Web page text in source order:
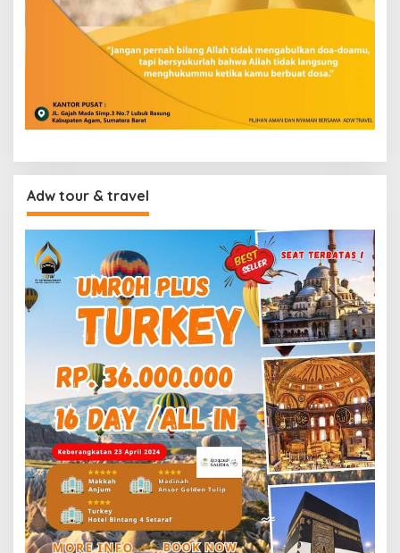
Adw tour & travel